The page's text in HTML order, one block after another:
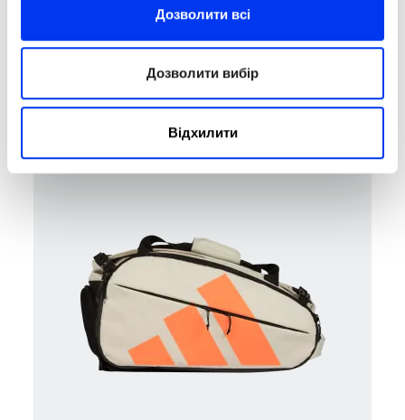
Дозволити всі
Дозволити вибір
Відхилити
adidas Pro Tour Pink Backpack - Martita Ortega 2026
у кошик